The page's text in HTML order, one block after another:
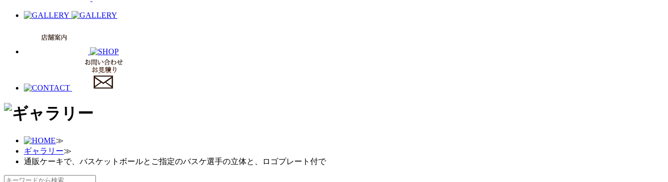
≫
ギャラリー≫
通販ケーキで、バスケットボールとご指定のバスケ選手の立体と、ロゴプレート付で